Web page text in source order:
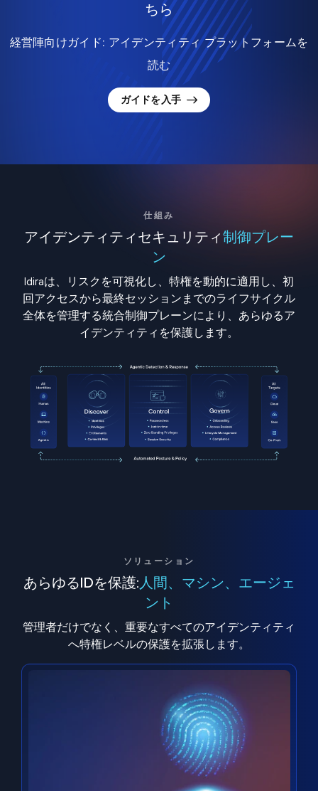
ちら
経営陣向けガイド: アイデンティティ プラットフォームを
読む
ガイドを入手
仕組み
アイデンティティセキュリティ制御プレー
ン
Idiraは、リスクを可視化し、特権を動的に適用し、初
回アクセスから最終セッションまでのライフサイクル
全体を管理する統合制御プレーンにより、あらゆるア
イデンティティを保護します。
ソリューション
あらゆるIDを保護: 人間、マシン、エージェ
ント
管理者だけでなく、重要なすべてのアイデンティティ
へ特権レベルの保護を拡張します。